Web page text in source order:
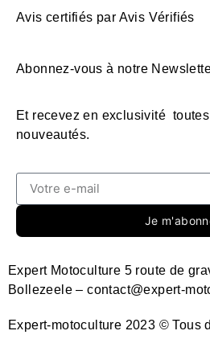
Avis certifiés par Avis Vérifiés
Abonnez-vous à notre
Et recevez en exclusivité
nouveautés.
Je
Expert-motoculture 2023 © Tous
Expert Motoculture 5 route de
Bollezeele – contact@expert-